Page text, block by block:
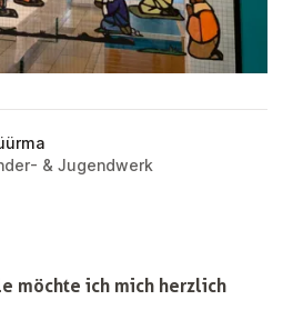
& Jugendwerk
möchte ich mich herzlich